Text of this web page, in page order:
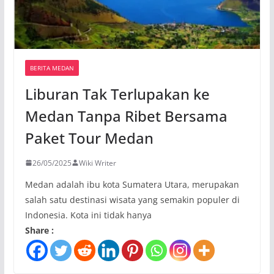
BERITA MEDAN
Liburan Tak Terlupakan ke
Medan Tanpa Ribet Bersama
Paket Tour Medan
26/05/2025 Wiki Writer
Medan adalah ibu kota Sumatera Utara, merupakan
salah satu destinasi wisata yang semakin populer di
Indonesia. Kota ini tidak hanya
Share :